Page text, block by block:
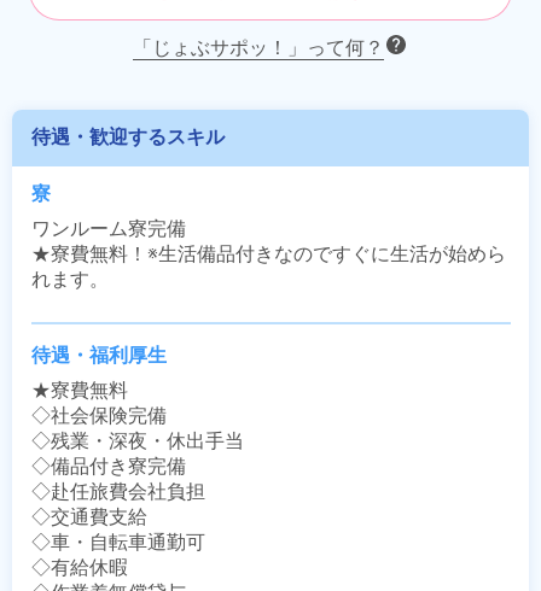
「じょぶサポッ！」って何？
待遇・歓迎するスキル
寮
ワンルーム寮完備
★寮費無料！※生活備品付きなのですぐに生活が始めら
れます。
待遇・福利厚生
★寮費無料
◇社会保険完備
◇残業・深夜・休出手当
◇備品付き寮完備
◇赴任旅費会社負担
◇交通費支給
◇車・自転車通勤可
◇有給休暇